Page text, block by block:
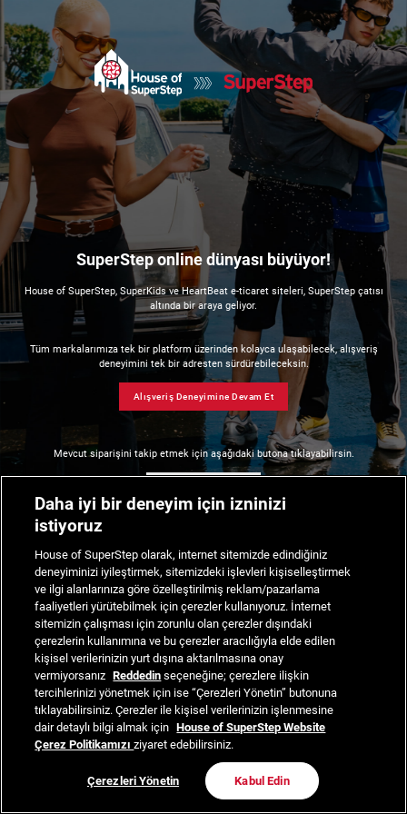
SuperStep online dünyası büyüyor!
House of SuperStep, SuperKids ve HeartBeat e-ticaret siteleri, SuperStep çatısı
altında bir araya geliyor.
Tüm markalarımıza tek bir platform üzerinden kolayca ulaşabilecek, alışveriş
deneyimini tek bir adresten sürdürebileceksin.
Alışveriş Deneyimine Devam Et
Mevcut siparişini takip etmek için aşağıdaki butona tıklayabilirsin.
Daha iyi bir deneyim için izninizi
istiyoruz
House of SuperStep olarak, internet sitemizde edindiğiniz
deneyiminizi iyileştirmek, sitemizdeki işlevleri kişiselleştirmek
ve ilgi alanlarınıza göre özelleştirilmiş reklam/pazarlama
faaliyetleri yürütebilmek için çerezler kullanıyoruz. İnternet
sitemizin çalışması için zorunlu olan çerezler dışındaki
çerezlerin kullanımına ve bu çerezler aracılığıyla elde edilen
kişisel verilerinizin yurt dışına aktarılmasına onay
vermiyorsanız Reddedin seçeneğine; çerezlere ilişkin
tercihlerinizi yönetmek için ise “Çerezleri Yönetin” butonuna
tıklayabilirsiniz. Çerezler ile kişisel verilerinizin işlenmesine
dair detaylı bilgi almak için House of SuperStep Website
Çerez Politikamızıziyaret edebilirsiniz.
Çerezleri Yönetin Kabul Edin